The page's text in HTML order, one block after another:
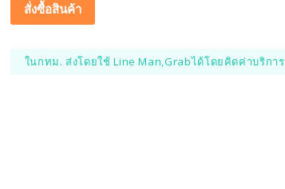
สั่งซื้อสินค้า
ในกทม. ส่งโดยใช้ Line Man,Grabได้โดยคิดค่าบริการ